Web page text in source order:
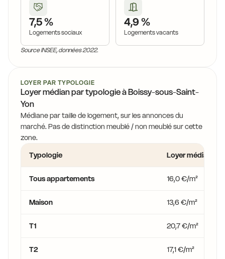
7,5 %
Logements sociaux
4,9 %
Logements vacants
Source INSEE, données 2022.
LOYER PAR TYPOLOGIE
Loyer médian par typologie à Boissy-sous-Saint-
Yon
Médiane par taille de logement, sur les annonces du
marché. Pas de distinction meublé / non meublé sur cette
zone.
Typologie
Loyer médian
Tous appartements 16,0 €/m²
Maison 13,6 €/m²
T1 20,7 €/m²
T2 17,1 €/m²